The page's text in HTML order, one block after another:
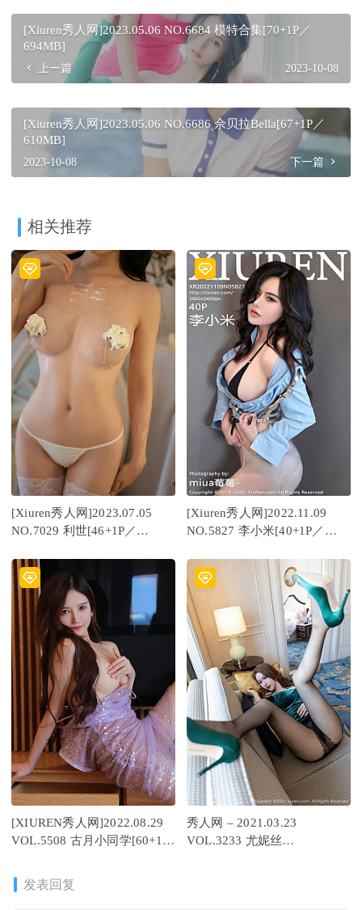
[Xiuren秀人网]2023.05.06 NO.6684 模特合集[70+1P／
694MB]
上一篇 2023-10-08
[Xiuren秀人网]2023.05.06 NO.6686 佘贝拉Bella[67+1P／
610MB]
2023-10-08 下一篇
相关推荐
[Xiuren秀人网]2023.07.05
NO.7029 利世[46+1P／
[Xiuren秀人网]2022.11.09
NO.5827 李小米[40+1P／
[XIUREN秀人网]2022.08.29
VOL.5508 古月小同学[60+1P
秀人网 – 2021.03.23
VOL.3233 尤妮丝
发表回复